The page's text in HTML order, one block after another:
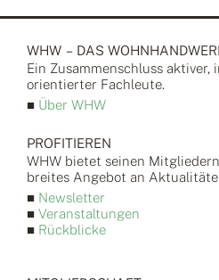
WHW – DAS
Ein Zusammen­schluss
orientierter Fach­leute.
■ Über WHW
PROFITIEREN
WHW bietet seinen
breites Angebot an
■ Newsletter
■ Veranstaltungen
■ Rückblicke